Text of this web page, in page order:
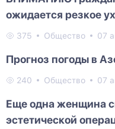
ожидается резкое
375 Общество 07
Прогноз погоды в
240 Общество 07
Еще одна женщина
эстетической